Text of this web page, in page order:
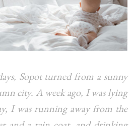
Sopot turned from a sunny
city. A week ago, I was lying
I was running away from the